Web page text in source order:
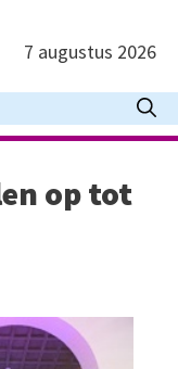
7 augustus 2026
op tot